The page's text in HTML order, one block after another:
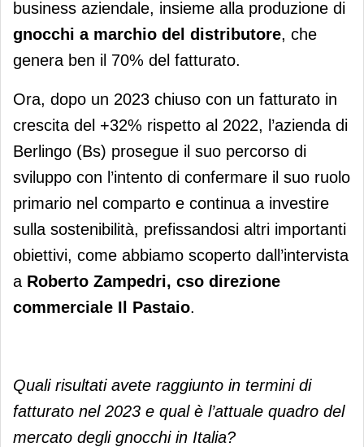
business aziendale, insieme alla produzione di
gnocchi a marchio del distributore, che
genera ben il 70% del fatturato.
Ora, dopo un 2023 chiuso con un fatturato in
crescita del +32% rispetto al 2022, l’azienda di
Berlingo (Bs) prosegue il suo percorso di
sviluppo con l’intento di confermare il suo ruolo
primario nel comparto e continua a investire
sulla sostenibilità, prefissandosi altri importanti
obiettivi, come abbiamo scoperto dall’intervista
a Roberto Zampedri, cso direzione
commerciale Il Pastaio.
Quali risultati avete raggiunto in termini di
fatturato nel 2023 e qual è l’attuale quadro del
mercato degli gnocchi in Italia?